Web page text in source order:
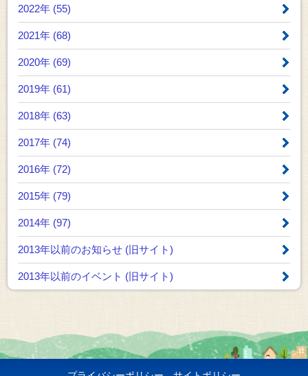
2022年 (55)
2021年 (68)
2020年 (69)
2019年 (61)
2018年 (63)
2017年 (74)
2016年 (72)
2015年 (79)
2014年 (97)
2013年以前のお知らせ (旧サイト)
2013年以前のイベント (旧サイト)